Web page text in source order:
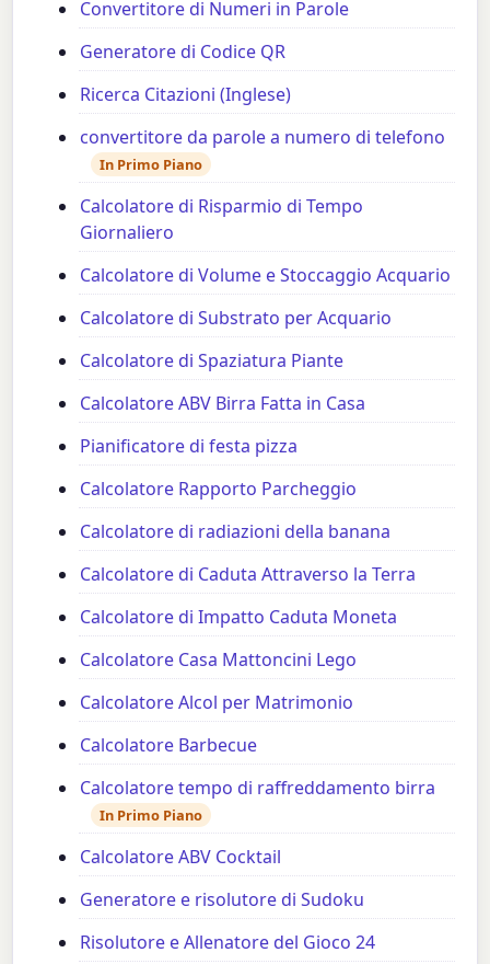
Convertitore di Numeri in Parole
Generatore di Codice QR
Ricerca Citazioni (Inglese)
convertitore da parole a numero di telefono
In Primo Piano
Calcolatore di Risparmio di Tempo
Giornaliero
Calcolatore di Volume e Stoccaggio Acquario
Calcolatore di Substrato per Acquario
Calcolatore di Spaziatura Piante
Calcolatore ABV Birra Fatta in Casa
Pianificatore di festa pizza
Calcolatore Rapporto Parcheggio
Calcolatore di radiazioni della banana
Calcolatore di Caduta Attraverso la Terra
Calcolatore di Impatto Caduta Moneta
Calcolatore Casa Mattoncini Lego
Calcolatore Alcol per Matrimonio
Calcolatore Barbecue
Calcolatore tempo di raffreddamento birra
In Primo Piano
Calcolatore ABV Cocktail
Generatore e risolutore di Sudoku
Risolutore e Allenatore del Gioco 24